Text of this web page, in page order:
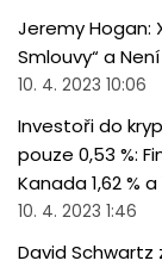
Jeremy Hogan:
Smlouvy“ a
10. 4. 2023 10:06
Investoři do
pouze 0,53 %:
Kanada 1,62 % a
10. 4. 2023 1:46
David